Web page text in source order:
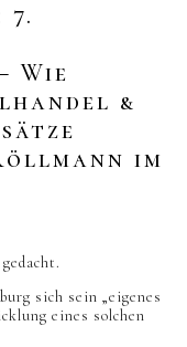
Wie
&
im
sich sein „eigenes
eines solchen